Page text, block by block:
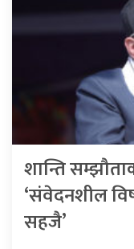
शान्ति
‘संवेदनशील
सहजै’